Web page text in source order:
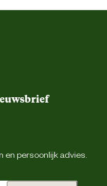
en persoonlijk advies.